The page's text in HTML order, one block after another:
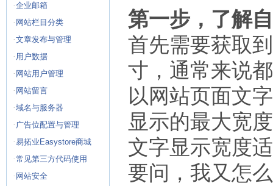
·企业邮箱
· 网站栏目分类
·文章发布与管理
· 用户数据
· 网站用户管理
· 网站留言
·域名与服务器
· 广告位配置与管理
·易拓业Easystore商城
·常见第三方代码使用
· 网站安全
第一步，了解
首先需要获取
寸，通常来说
以网站页面文
显示的最大宽
文字显示宽度
要问，我又怎